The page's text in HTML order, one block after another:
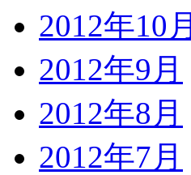
2012年10月
2012年9月
2012年8月
2012年7月